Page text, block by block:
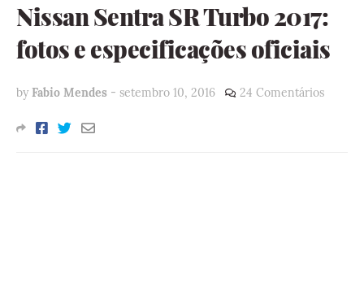
Nissan Sentra SR Turbo 2017:
fotos e especificações oficiais
by Fabio Mendes - setembro 10, 2016 24 Comentários